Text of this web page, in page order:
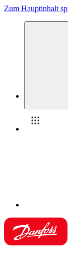
Zum Hauptinhalt